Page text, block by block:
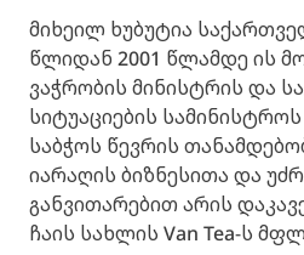
მიხეილ ხუბუტია
წლიდან 2001 წლამდე ის
ვაჭრობის მინისტრის და
სიტუაციების
საბჭოს წევრის
იარაღის ბიზნესითა და
განვითარებით არის
ჩაის სახლის Van Tea-ს